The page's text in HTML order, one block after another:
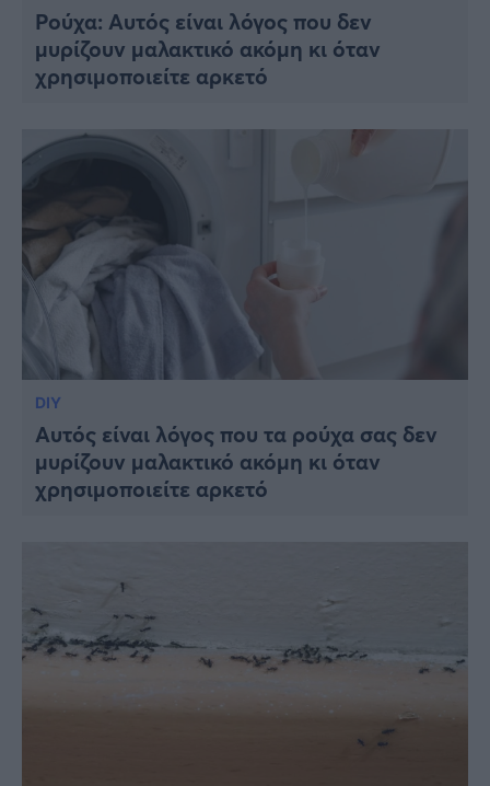
Ρούχα: Αυτός είναι λόγος που δεν
μυρίζουν μαλακτικό ακόμη κι όταν
χρησιμοποιείτε αρκετό
DIY
Αυτός είναι λόγος που τα ρούχα σας δεν
μυρίζουν μαλακτικό ακόμη κι όταν
χρησιμοποιείτε αρκετό